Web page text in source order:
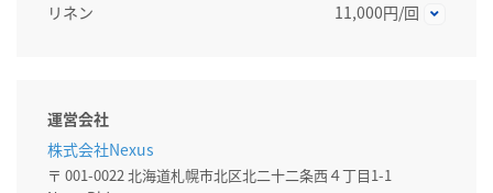
リネン
11,000円/回
運営会社
株式会社Nexus
〒 001-0022 北海道札幌市北区北二十二条西４丁目1-1